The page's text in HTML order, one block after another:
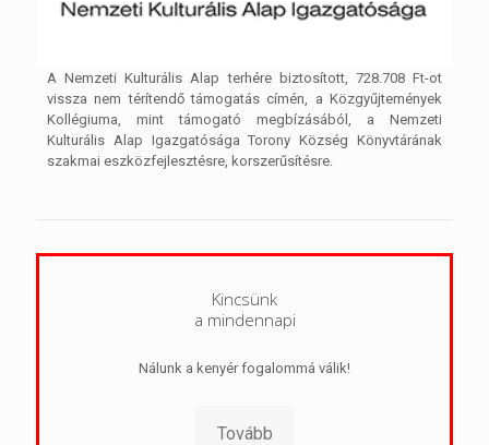
A Nemzeti Kulturális Alap terhére biztosított, 728.708 Ft-ot
vissza nem térítendő támogatás címén, a Közgyűjtemények
Kollégiuma, mint támogató megbízásából, a Nemzeti
Kulturális Alap Igazgatósága Torony Község Könyvtárának
szakmai eszközfejlesztésre, korszerűsítésre.
Kincsünk
a mindennapi
Nálunk a kenyér fogalommá válik!
Tovább